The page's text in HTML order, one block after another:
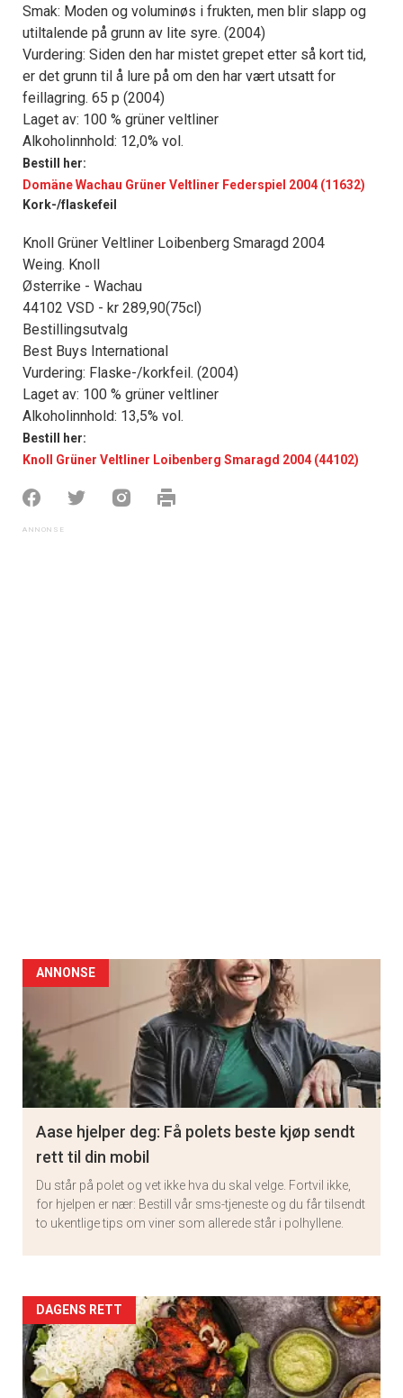
Smak: Moden og voluminøs i frukten, men blir slapp og
utiltalende på grunn av lite syre. (2004)
Vurdering: Siden den har mistet grepet etter så kort tid,
er det grunn til å lure på om den har vært utsatt for
feillagring. 65 p (2004)
Laget av: 100 % grüner veltliner
Alkoholinnhold: 12,0% vol.
Bestill her:
Domäne Wachau Grüner Veltliner Federspiel 2004 (11632)
Kork-/flaskefeil
Knoll Grüner Veltliner Loibenberg Smaragd 2004
Weing. Knoll
Østerrike - Wachau
44102 VSD - kr 289,90(75cl)
Bestillingsutvalg
Best Buys International
Vurdering: Flaske-/korkfeil. (2004)
Laget av: 100 % grüner veltliner
Alkoholinnhold: 13,5% vol.
Bestill her:
Knoll Grüner Veltliner Loibenberg Smaragd 2004 (44102)
ANNONSE
Aase hjelper deg: Få polets beste kjøp sendt
rett til din mobil
Du står på polet og vet ikke hva du skal velge. Fortvil ikke,
for hjelpen er nær: Bestill vår sms-tjeneste og du får tilsendt
to ukentlige tips om viner som allerede står i polhyllene.
Artikler
detail
-
DAGENS RETT